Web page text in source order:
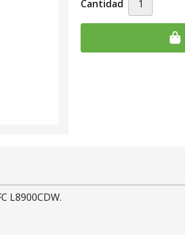
Cantidad
L8900CDW.